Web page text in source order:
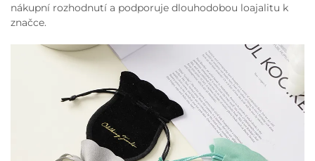
nákupní rozhodnutí a podporuje dlouhodobou loajalitu k
značce.